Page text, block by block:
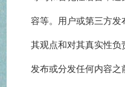
容等。用户或第三方发
其观点和对其真实性负
发布或分发任何内容